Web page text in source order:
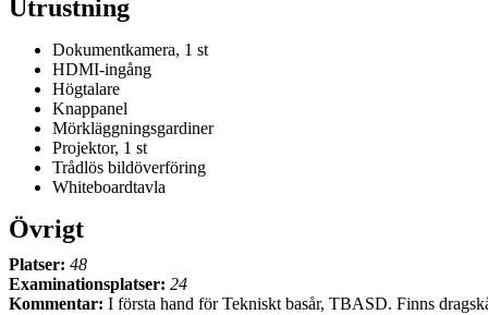
Utrustning
Dokumentkamera, 1 st
HDMI-ingång
Högtalare
Knappanel
Mörkläggningsgardiner
Projektor, 1 st
Trådlös bildöverföring
Whiteboardtavla
Övrigt
Platser: 48
Examinationsplatser: 24
Kommentar: I första hand för Tekniskt basår, TBASD. Finns